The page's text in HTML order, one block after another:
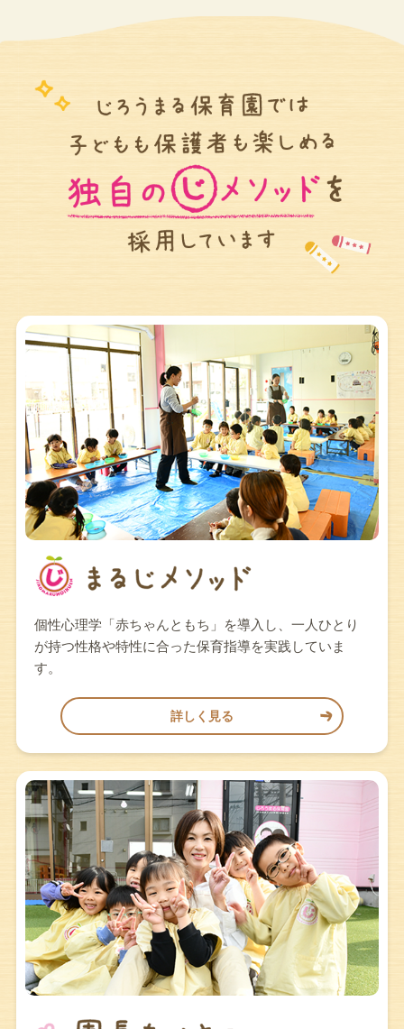
個性心理学「赤ちゃんともち」を導入し、一人ひとり
が持つ性格や特性に合った保育指導を実践していま
す。
詳しく見る